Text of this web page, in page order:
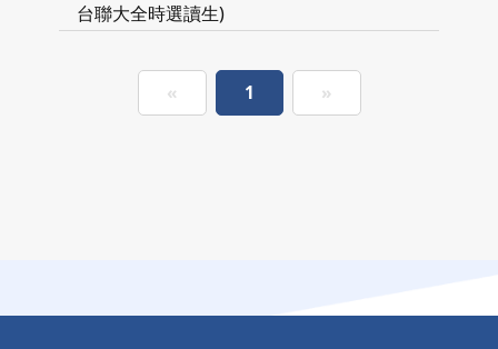
台聯大全時選讀生)
« 1 »